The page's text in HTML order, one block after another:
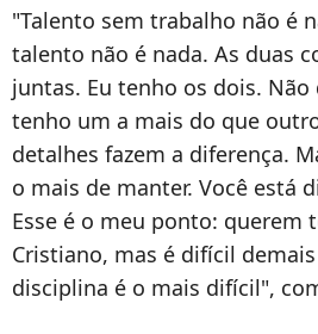
"Talento sem trabalho não é
talento não é nada. As duas
juntas. Eu tenho os dois. Não
tenho um a mais do que
detalhes fazem a diferença.
o mais de manter. Você está
Esse é o meu ponto: querem
Cristiano, mas é difícil
disciplina é o mais difícil",